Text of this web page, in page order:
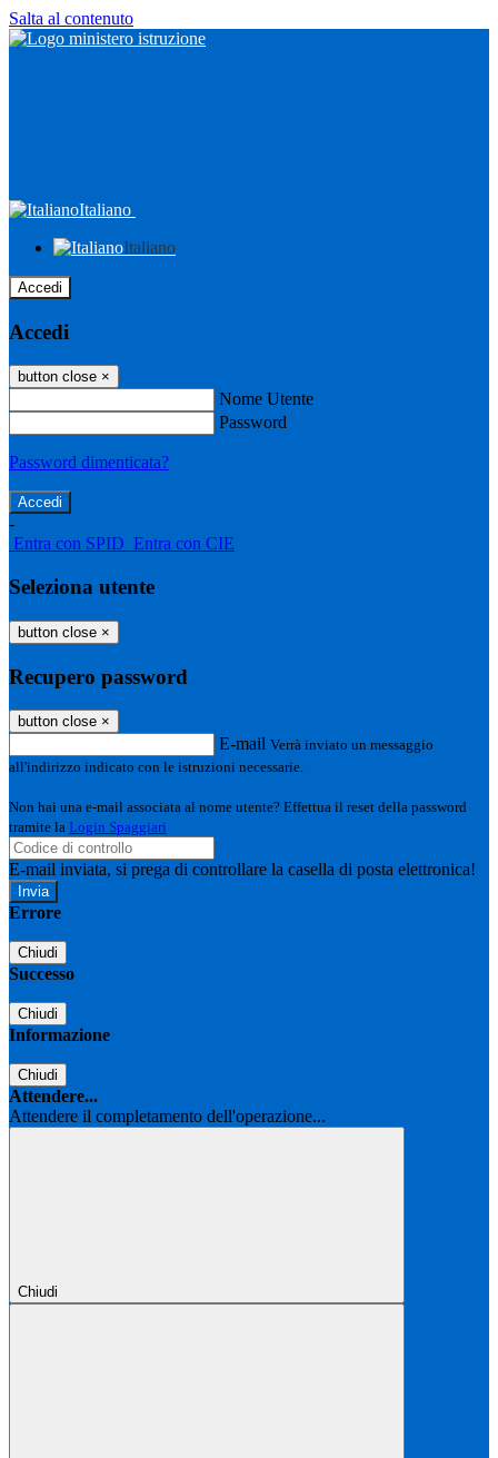
Salta al contenuto
Italiano
Italiano
Accedi
Accedi
button close ×
Nome Utente
Password
Password dimenticata?
-
Entra con SPID Entra con CIE
Seleziona utente
button close ×
Recupero password
button close ×
E-mail Verrà inviato un messaggio
all'indirizzo indicato con le istruzioni necessarie.
Non hai una e-mail associata al nome utente? Effettua il reset della password
tramite la Login Spaggiari
E-mail inviata, si prega di controllare la casella di posta elettronica!
Errore
Chiudi
Successo
Chiudi
Informazione
Chiudi
Attendere...
Attendere il completamento dell'operazione...
Chiudi